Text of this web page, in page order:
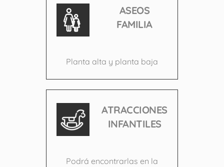
ASEOS
FAMILIA
Planta alta y planta baja
ATRACCIONES
INFANTILES
Podrá encontrarlas en la